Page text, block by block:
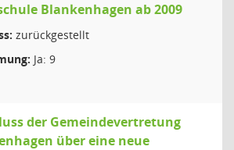
Blankenhagen ab 2009
zurückgestellt
Ja: 9
der Gemeindevertretung
über eine neue